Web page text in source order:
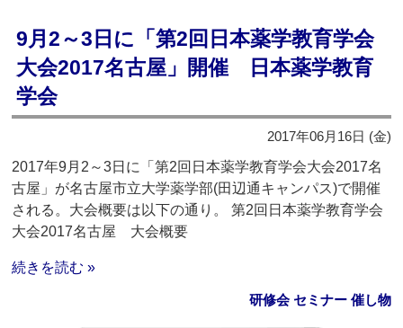
9月2～3日に「第2回日本薬学教育学会
大会2017名古屋」開催 日本薬学教育
学会
2017年06月16日 (金)
2017年9月2～3日に「第2回日本薬学教育学会大会2017名
古屋」が名古屋市立大学薬学部(田辺通キャンパス)で開催
される。大会概要は以下の通り。 第2回日本薬学教育学会
大会2017名古屋 大会概要
続きを読む »
研修会 セミナー 催し物